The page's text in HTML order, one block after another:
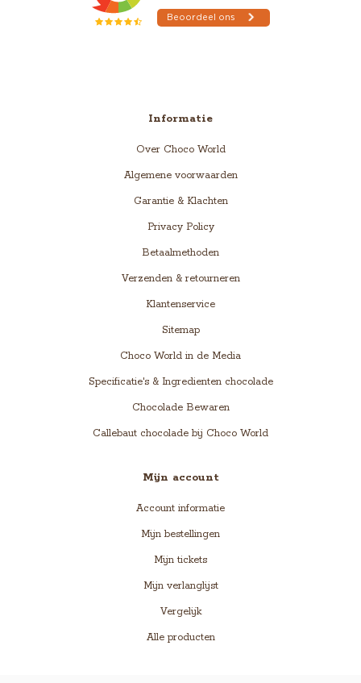
Informatie
Over Choco World
Algemene voorwaarden
Garantie & Klachten
Privacy Policy
Betaalmethoden
Verzenden & retourneren
Klantenservice
Sitemap
Choco World in de Media
Specificatie's & Ingredienten chocolade
Chocolade Bewaren
Callebaut chocolade bij Choco World
Mijn account
Account informatie
Mijn bestellingen
Mijn tickets
Mijn verlanglijst
Vergelijk
Alle producten